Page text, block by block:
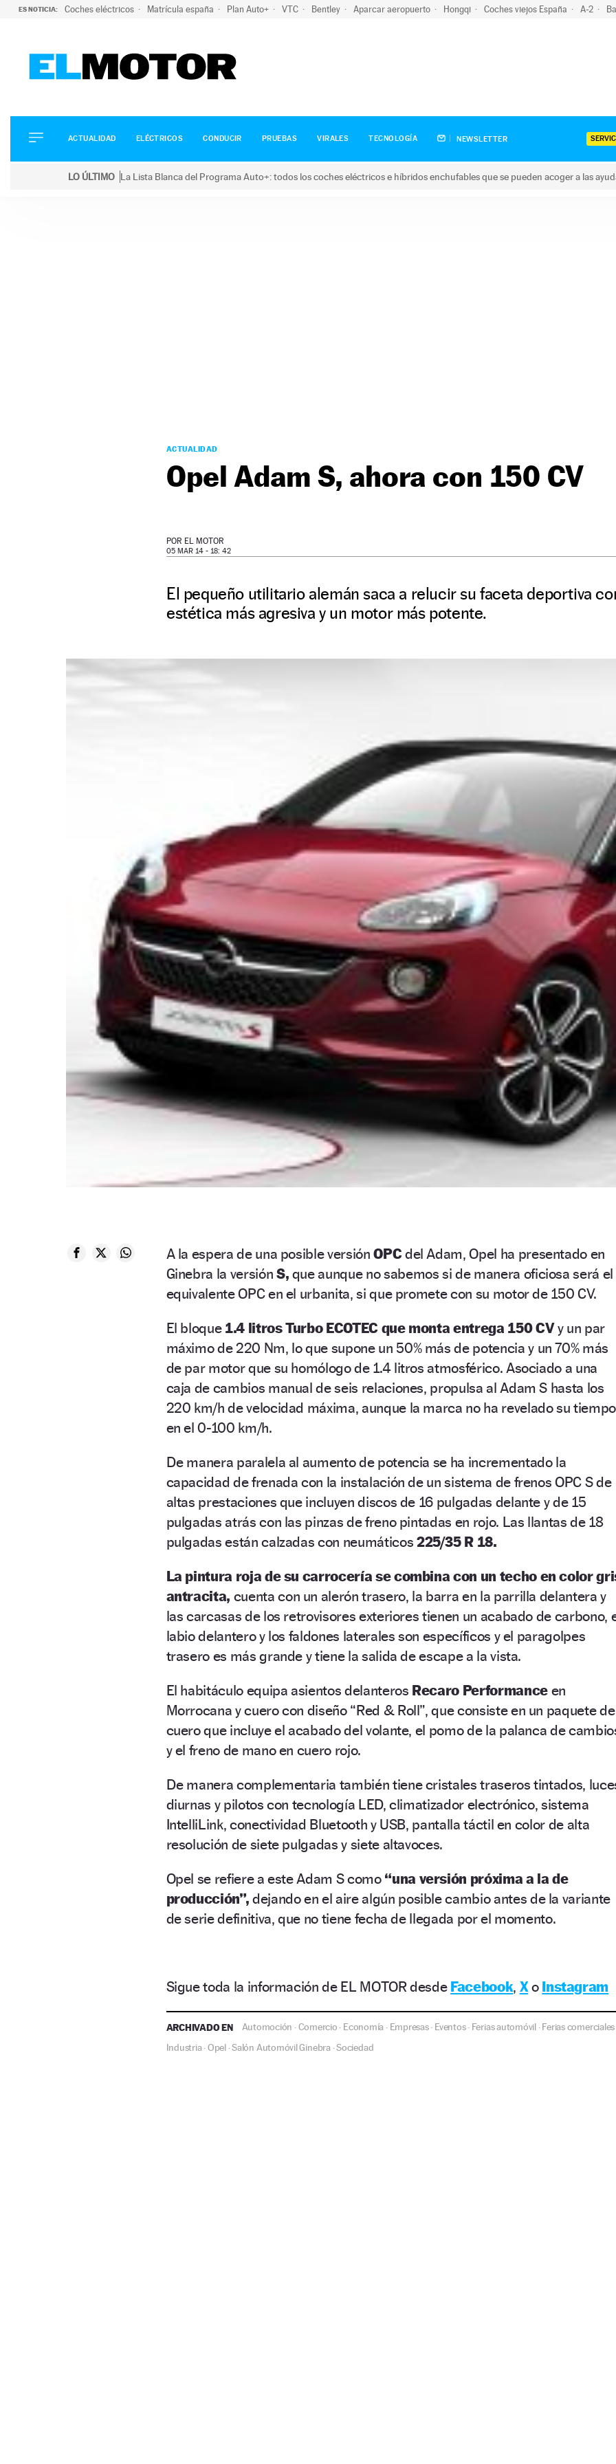
ES NOTICIA: Coches eléctricos Matrícula españa Plan Auto+ VTC Bentley Aparcar aeropuerto Hongqi Coches viejos España A-2
ELÉCTRICOS
CONDUCIR
ACTUALIDAD ELÉCTRICOS CONDUCIR PRUEBAS VIRALES TECNOLOGÍA NEWSLETTER
LO ÚLTIMO La Lista Blanca del Programa Auto+: todos los coches eléctricos e híbridos enchufables que se pueden acoger a las
ACTUALIDAD
Opel Adam S, ahora con 150 CV
POR EL MOTOR
05 MAR 14 - 18: 42
El pequeño utilitario alemán saca a relucir su faceta deportiva
estética más agresiva y un motor más potente.
A la espera de una posible versiónOPCdel Adam, Opel ha presentado en
Ginebra la versión S, que aunque no sabemos si de manera oficiosa será el
equivalente OPC en el urbanita, si que promete con su motor de 150 CV.
El bloque 1.4 litros Turbo ECOTEC que monta entrega 150 CVy un par
máximo de 220 Nm, lo que supone un 50% más de potencia y un 70% más
de par motor que su homólogo de 1.4 litros atmosférico. Asociado a una
caja de cambios manual de seis relaciones, propulsa al Adam S hasta los
220 km/h de velocidad máxima, aunque la marca no ha revelado su tiempo
en el 0-100 km/h.
De manera paralela al aumento de potencia se ha incrementado la
capacidad de frenada con la instalación de un sistema de frenos OPC S de
altas prestaciones que incluyen discos de 16 pulgadas delante y de 15
pulgadas atrás con las pinzas de freno pintadas en rojo. Las llantas de 18
pulgadas están calzadas con neumáticos 225/35 R 18.
La pintura roja de su carrocería se combina con un techo en color
antracita, cuenta con un alerón trasero, la barra en la parrilla delantera y
las carcasas de los retrovisores exteriores tienen un acabado de carbono,
labio delantero y los faldones laterales son específicos y el paragolpes
trasero es más grande y tiene la salida de escape a la vista.
El habitáculo equipa asientos delanteros Recaro Performanceen
Morrocana y cuero con diseño “Red & Roll”, que consiste en un paquete de
cuero que incluye el acabado del volante, el pomo de la palanca de
y el freno de mano en cuero rojo.
De manera complementaria también tiene cristales traseros tintados,
diurnas y pilotos con tecnología LED, climatizador electrónico, sistema
IntelliLink, conectividad Bluetooth y USB, pantalla táctil en color de alta
resolución de siete pulgadas y siete altavoces.
Opel se refiere a este Adam S como “una versión próxima a la de
producción”, dejando en el aire algún posible cambio antes de la variante
de serie definitiva, que no tiene fecha de llegada por el momento.
Sigue toda la información de EL MOTOR desde Facebook, Xo Instagram
ARCHIVADO EN Automoción ·Comercio · Economía · Empresas· Eventos· Ferias automóvil ·Ferias comerciales
Industria·Opel ·Salón Automóvil Ginebra·Sociedad